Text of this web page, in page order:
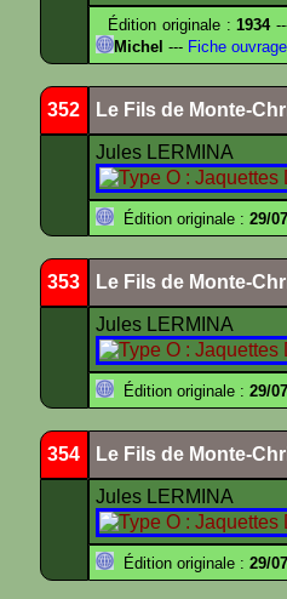
Édition originale :1934
Michel --- Fiche ouvrage
352 Le Fils de Monte-
Jules LERMINA
Édition originale : 29/
353 Le Fils de Monte-
Jules LERMINA
Édition originale : 29/
354 Le Fils de Monte-
Jules LERMINA
Édition originale : 29/